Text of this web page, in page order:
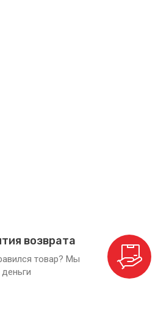
возврата
товар? Мы